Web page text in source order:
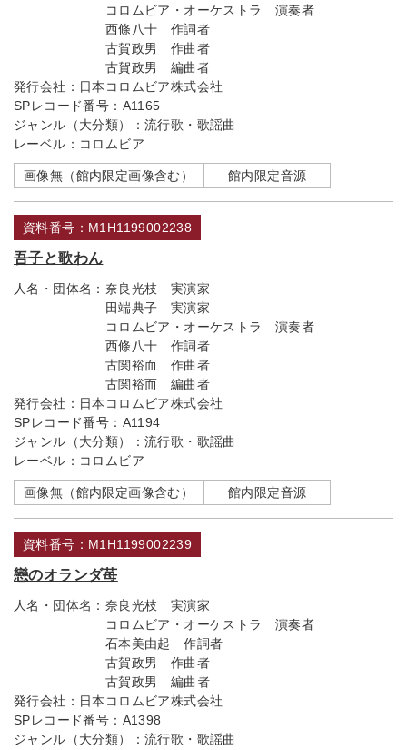
コロムビア・オーケストラ 演奏者
西條八十 作詞者
古賀政男 作曲者
古賀政男 編曲者
発行会社： 日本コロムビア株式会社
SPレコード番号： A1165
ジャンル（大分類）： 流行歌・歌謡曲
レーベル： コロムビア
画像無（館内限定画像含む） 館内限定音源
資料番号：M1H1199002238
吾子と歌わん
人名・団体名： 奈良光枝 実演家
田端典子 実演家
コロムビア・オーケストラ 演奏者
西條八十 作詞者
古関裕而 作曲者
古関裕而 編曲者
発行会社： 日本コロムビア株式会社
SPレコード番号： A1194
ジャンル（大分類）： 流行歌・歌謡曲
レーベル： コロムビア
画像無（館内限定画像含む） 館内限定音源
資料番号：M1H1199002239
戀のオランダ苺
人名・団体名： 奈良光枝 実演家
コロムビア・オーケストラ 演奏者
石本美由起 作詞者
古賀政男 作曲者
古賀政男 編曲者
発行会社： 日本コロムビア株式会社
SPレコード番号： A1398
ジャンル（大分類）： 流行歌・歌謡曲